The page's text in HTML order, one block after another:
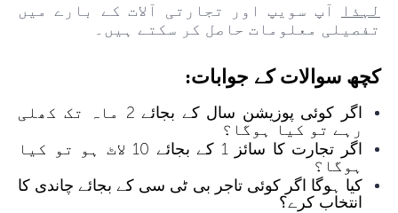
لہذا
آپ سویپ اور تجارتی آلات کے بارے میں
تفصیلی معلومات حاصل کر سکتے ہیں۔
کچھ سوالات کے جوابات:
اگر کوئی پوزیشن سال کے بجائے 2 ماہ تک کھلی
رہے تو کیا ہوگا؟
اگر تجارت کا سائز 1 کے بجائے 10 لاٹ ہو تو کیا
ہوگا؟
کیا ہوگا اگر کوئی تاجر بی ٹی سی کے بجائے چاندی کا
انتخاب کرے؟